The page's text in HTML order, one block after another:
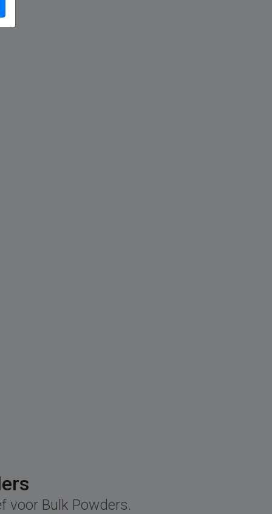
voor Bulk Powders.